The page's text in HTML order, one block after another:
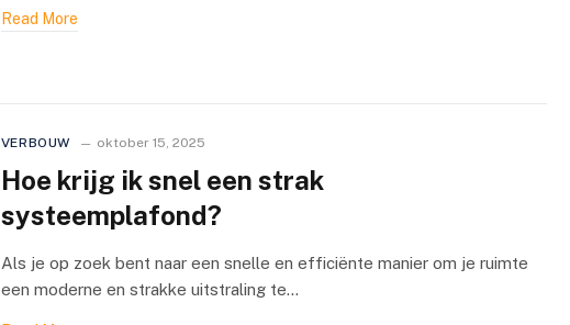
Read More
VERBOUW oktober 15, 2025
Hoe krijg ik snel een strak
systeemplafond?
Als je op zoek bent naar een snelle en efficiënte manier om je ruimte
een moderne en strakke uitstraling te…